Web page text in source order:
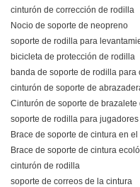
cinturón de corrección de rodilla
Nocio de soporte de neopreno
soporte de rodilla para
bicicleta de protección de rodilla
banda de soporte de rodilla para
cinturón de soporte de
Cinturón de soporte de brazalete
soporte de rodilla para jugadores
Brace de soporte de cintura en
Brace de soporte de cintura
cinturón de rodilla
soporte de correos de la cintura